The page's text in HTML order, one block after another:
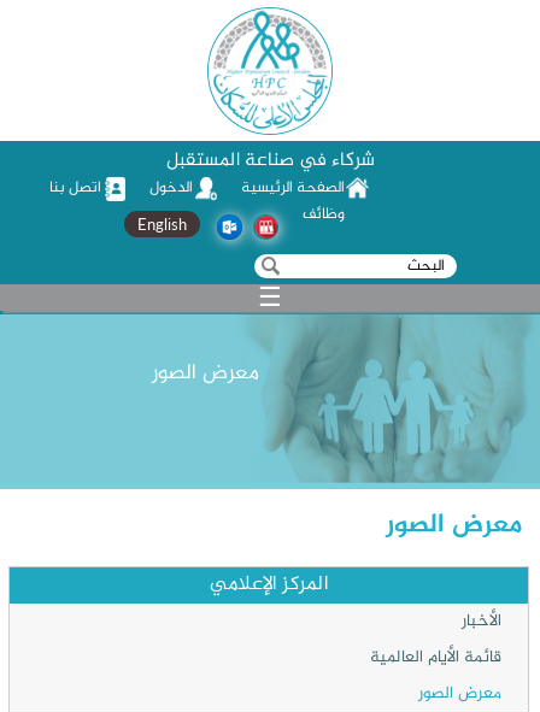
شركاء في صناعة المستقبل
الصفحة الرئيسية الدخول
اتصل بنا
وظائف
استمارة البحث
‏بحث ‏
English
☰
معرض الصور
معرض الصور
المركز الإعلامي
الأخبار
قائمة الأيام العالمية
معرض الصور